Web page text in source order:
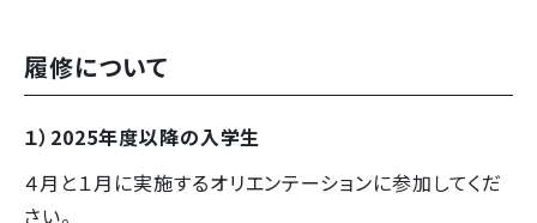
履修について
１）2025年度以降の入学生
４月と１月に実施するオリエンテーションに参加してくだ
さい。